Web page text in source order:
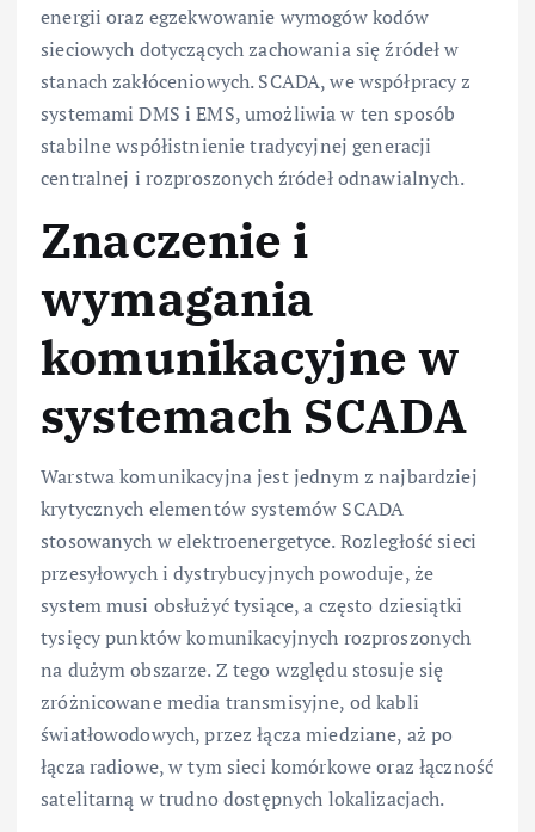
energii oraz egzekwowanie wymogów kodów
sieciowych dotyczących zachowania się źródeł w
stanach zakłóceniowych. SCADA, we współpracy z
systemami DMS i EMS, umożliwia w ten sposób
stabilne współistnienie tradycyjnej generacji
centralnej i rozproszonych źródeł odnawialnych.
Znaczenie i
wymagania
komunikacyjne w
systemach SCADA
Warstwa komunikacyjna jest jednym z najbardziej
krytycznych elementów systemów SCADA
stosowanych w elektroenergetyce. Rozległość sieci
przesyłowych i dystrybucyjnych powoduje, że
system musi obsłużyć tysiące, a często dziesiątki
tysięcy punktów komunikacyjnych rozproszonych
na dużym obszarze. Z tego względu stosuje się
zróżnicowane media transmisyjne, od kabli
światłowodowych, przez łącza miedziane, aż po
łącza radiowe, w tym sieci komórkowe oraz łączność
satelitarną w trudno dostępnych lokalizacjach.